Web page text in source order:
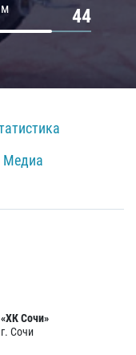
44
Медиа
«ХК Сочи»
г. Сочи